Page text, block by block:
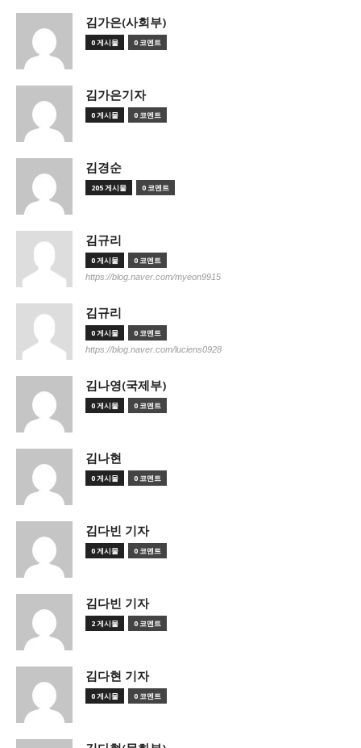
김가은(사회부)
0 게시물 0 코멘트
김가은기자
0 게시물 0 코멘트
김경순
205 게시물 0 코멘트
김규리
0 게시물 0 코멘트
https://blog.naver.com/myeon9915
김규리
0 게시물 0 코멘트
https://blog.naver.com/luciens0928
김나영(국제부)
0 게시물 0 코멘트
김나현
0 게시물 0 코멘트
김다빈 기자
0 게시물 0 코멘트
김다빈 기자
2 게시물 0 코멘트
김다현 기자
0 게시물 0 코멘트